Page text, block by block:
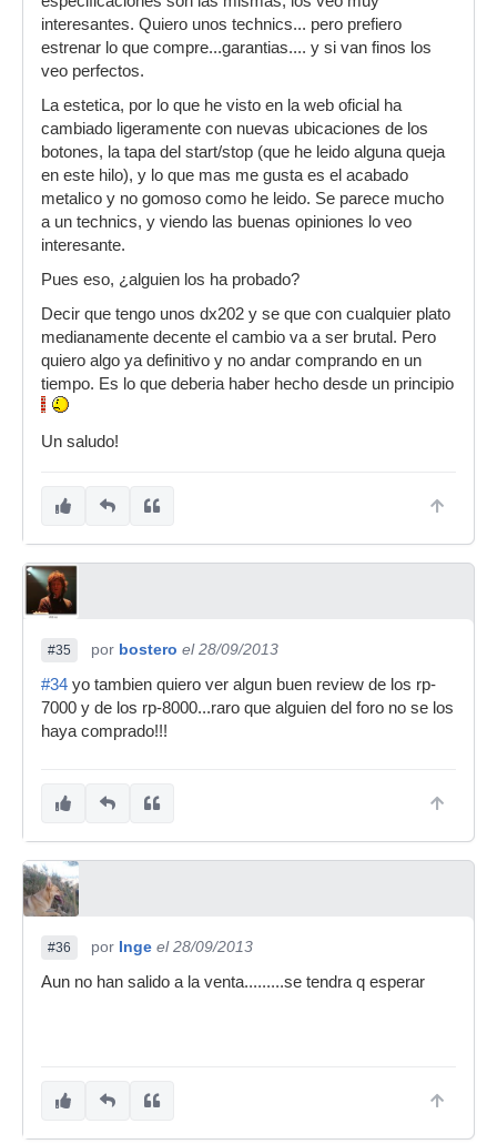
interesantes. Quiero unos technics... pero prefiero
estrenar lo que compre...garantias.... y si van finos los
veo perfectos.
La estetica, por lo que he visto en la web oficial ha
cambiado ligeramente con nuevas ubicaciones de los
botones, la tapa del start/stop (que he leido alguna queja
en este hilo), y lo que mas me gusta es el acabado
metalico y no gomoso como he leido. Se parece mucho
a un technics, y viendo las buenas opiniones lo veo
interesante.
Pues eso, ¿alguien los ha probado?
Decir que tengo unos dx202 y se que con cualquier plato
medianamente decente el cambio va a ser brutal. Pero
quiero algo ya definitivo y no andar comprando en un
tiempo. Es lo que deberia haber hecho desde un principio
Un saludo!
#35 por bostero el 28/09/2013
#34 yo tambien quiero ver algun buen review de los rp-
7000 y de los rp-8000...raro que alguien del foro no se los
haya comprado!!!
#36 por Inge el 28/09/2013
Aun no han salido a la venta.........se tendra q esperar